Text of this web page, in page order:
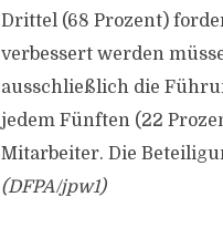
Drittel (68 Prozent)
verbessert werden
ausschließlich die
jedem Fünften (22
Mitarbeiter. Die
(DFPA/jpw1)